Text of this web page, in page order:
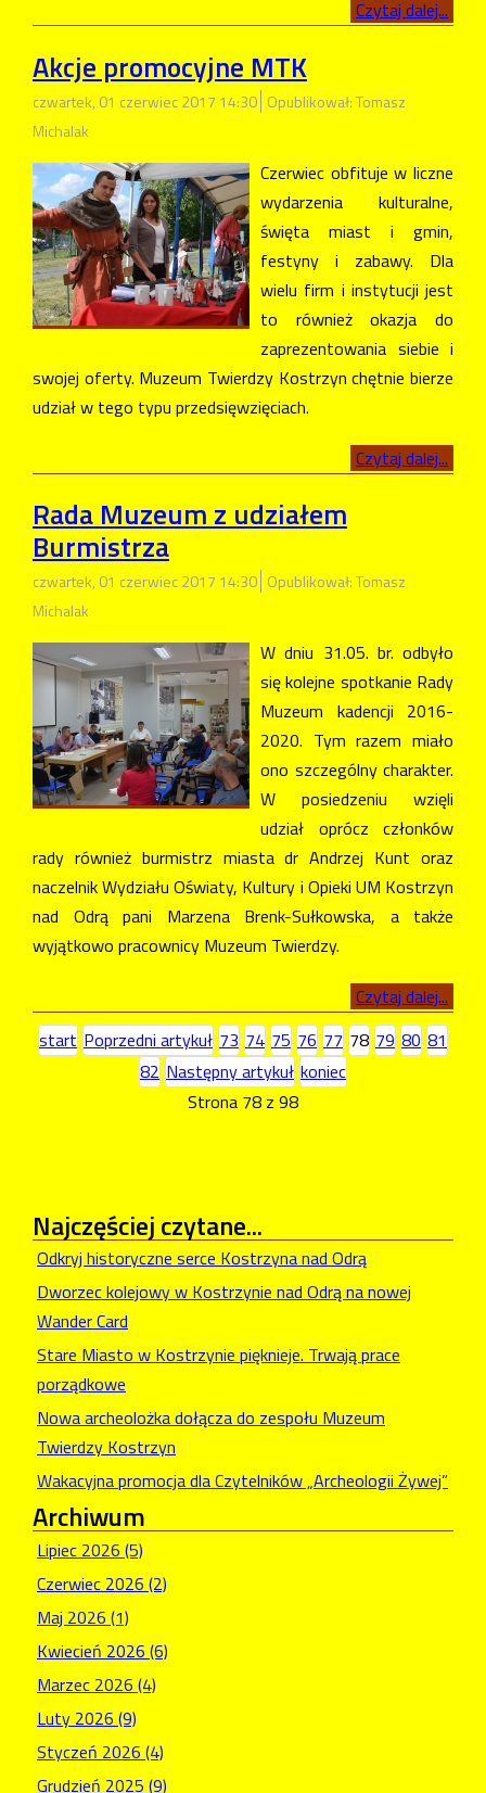
Czytaj dalej...
Akcje promocyjne MTK
czwartek, 01 czerwiec 2017 14:30 Opublikował: Tomasz
Michalak
Czerwiec obfituje w liczne
wydarzenia kulturalne,
święta miast i gmin,
festyny i zabawy. Dla
wielu firm i instytucji jest
to również okazja do
zaprezentowania siebie i
swojej oferty. Muzeum Twierdzy Kostrzyn chętnie bierze
udział w tego typu przedsięwzięciach.
Czytaj dalej...
Rada Muzeum z udziałem
Burmistrza
czwartek, 01 czerwiec 2017 14:30 Opublikował: Tomasz
Michalak
W dniu 31.05. br. odbyło
się kolejne spotkanie Rady
Muzeum kadencji 2016-
2020. Tym razem miało
ono szczególny charakter.
W posiedzeniu wzięli
udział oprócz członków
rady również burmistrz miasta dr Andrzej Kunt oraz
naczelnik Wydziału Oświaty, Kultury i Opieki UM Kostrzyn
nad Odrą pani Marzena Brenk-Sułkowska, a także
wyjątkowo pracownicy Muzeum Twierdzy.
Czytaj dalej...
start Poprzedni artykuł 73 74 75 76 77 78 79 80 81
82 Następny artykuł koniec
Strona 78 z 98
Najczęściejczytane...
Odkryj historyczne serce Kostrzyna nad Odrą
Dworzec kolejowy w Kostrzynie nad Odrą na nowej
Wander Card
Stare Miasto w Kostrzynie pięknieje. Trwają prace
porządkowe
Nowa archeolożka dołącza do zespołu Muzeum
Twierdzy Kostrzyn
Wakacyjna promocja dla Czytelników „Archeologii Żywej”
Archiwum
Lipiec 2026 (5)
Czerwiec 2026 (2)
Maj 2026 (1)
Kwiecień 2026 (6)
Marzec 2026 (4)
Luty 2026 (9)
Styczeń 2026 (4)
Grudzień 2025 (9)